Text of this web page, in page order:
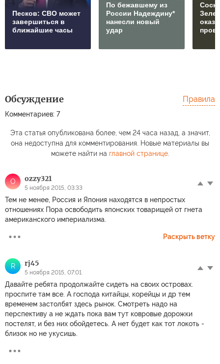
Песков: СВО может
завершиться в
ближайшие часы
По бежавшему из
России Надеждину*
нанесли новый
удар
Обсуждение
Комментариев: 7
Правила
Эта статья опубликована более, чем 24 часа назад, а значит,
она недоступна для комментирования. Новые материалы вы
можете найти на главной странице.
O ozzy321
5 ноября 2015, 03:33
Тем не менее, Россия и Япония находятся в непростых
отношениях Пора освободить японских товарищей от гнета
американского империализма.
Раскрыть ветку
R rj45
5 ноября 2015, 07:01
Давайте ребята продолжайте сидеть на своих островах.
проспите там все. А господа китайцы, корейцы и др тем
временем застолбят здесь рынок. Смотреть надо на
перспективу а не ждать пока вам тут ковровые дорожки
постелят, и без них обойдетесь. А нет будет как тот локоть -
близок но не укусишь.